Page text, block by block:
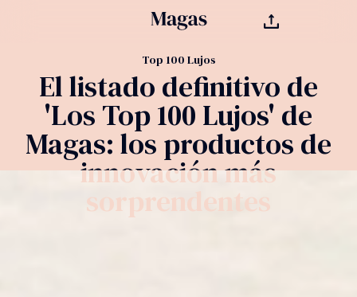
Top 100 Lujos
El listado definitivo de
'Los Top 100 Lujos' de
Magas: los productos de
innovación más
sorprendentes
Top 100 Lujos
El listado definitivo de
'Los Top 100 Lujos' de
Magas: los productos de
innovación más
sorprendentes